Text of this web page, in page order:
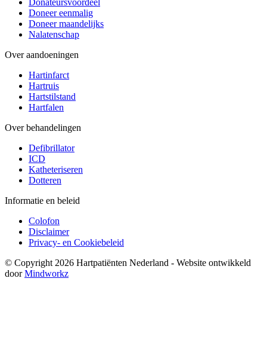
Doneer eenmalig
Doneer maandelijks
Nalatenschap
Over aandoeningen
Hartinfarct
Hartruis
Hartstilstand
Hartfalen
Over behandelingen
Defibrillator
ICD
Katheteriseren
Dotteren
Informatie en beleid
Colofon
Disclaimer
Privacy- en Cookiebeleid
© Copyright 2026 Hartpatiënten Nederland - Website ontwikkeld
doorMindworkz